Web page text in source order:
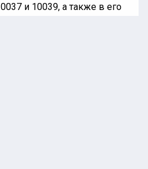
и 10039, а также в его